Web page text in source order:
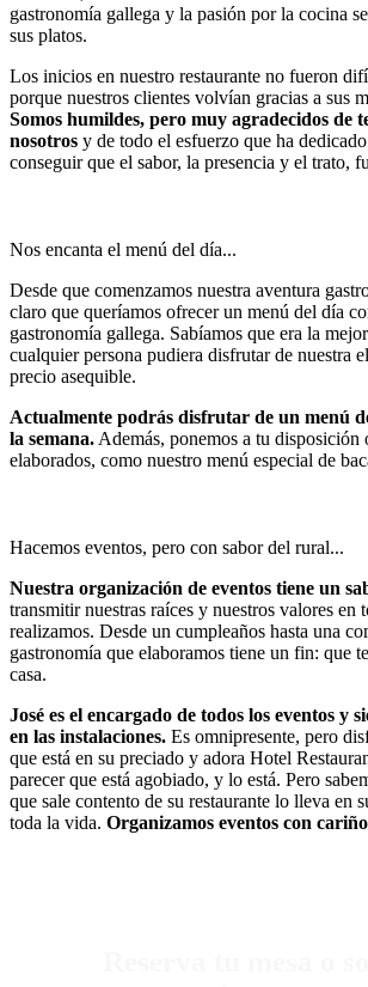
gastronomía gallega y la pasión por la cocina
sus platos.
Los inicios en nuestro restaurante no fueron
porque nuestros clientes volvían gracias a sus
Somos humildes, pero muy agradecidos de
nosotros y de todo el esfuerzo que ha
conseguir que el sabor, la presencia y el trato,
Nos encanta el menú del día...
Desde que comenzamos nuestra aventura
claro que queríamos ofrecer un menú del día
gastronomía gallega. Sabíamos que era la
cualquier persona pudiera disfrutar de nuestra
precio asequible.
Actualmente podrás disfrutar de un menú
la semana. Además, ponemos a tu disposición
elaborados, como nuestro menú especial de
Hacemos eventos, pero con sabor del rural...
Nuestra organización de eventos tiene un
transmitir nuestras raíces y nuestros valores en
realizamos. Desde un cumpleaños hasta una
gastronomía que elaboramos tiene un fin: que
casa.
José es el encargado de todos los eventos y
en las instalaciones. Es omnipresente, pero
que está en su preciado y adora Hotel
parecer que está agobiado, y lo está. Pero
que sale contento de su restaurante lo lleva en
toda la vida. Organizamos eventos con